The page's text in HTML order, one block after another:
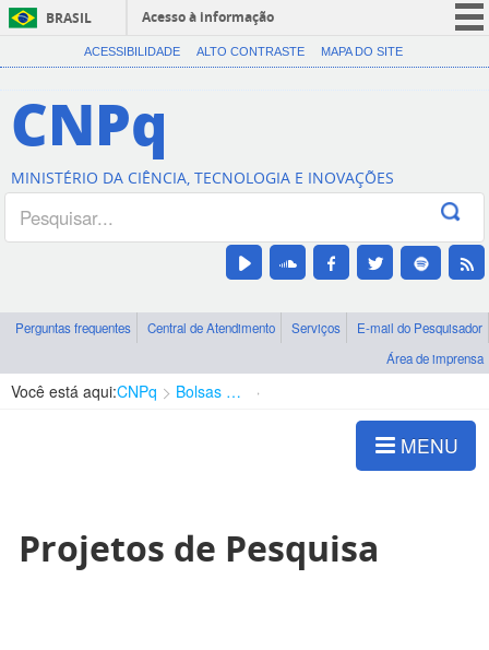
BRASIL
Acesso à informação
CORONAVÍRUS (COVID-19)
Canais
ACESSIBILIDADE ALTO CONTRASTE MAPA DO SITE
CNPq
MINISTÉRIO DA CIÊNCIA, TECNOLOGIA E INOVAÇÕES
Perguntas frequentes Central de Atendimento Serviços
E-mail do Pesquisador
Área de imprensa
Você está aqui:CNPq Bolsas e Auxílios Vigentes
MENU
Projetos de Pesquisa